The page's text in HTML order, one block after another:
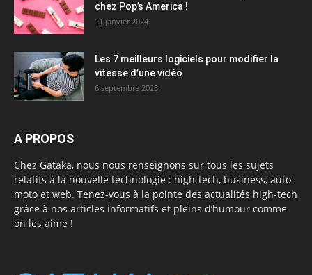
chez Pop’s America !
11 janvier 2024
Les 7 meilleurs logiciels pour modifier la
vitesse d’une vidéo
6 septembre 2023
A PROPOS
Chez Gataka, nous nous renseignons sur tous les sujets
relatifs à la nouvelle technologie : high-tech, business, auto-
moto et web. Tenez-vous à la pointe des actualités high-tech
grâce à nos articles informatifs et pleins d’humour comme
on les aime !